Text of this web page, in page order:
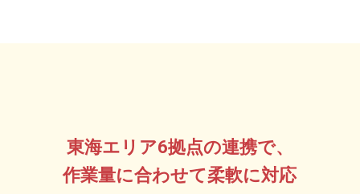
東海エリア6拠点の連携で、
作業量に合わせて柔軟に対応